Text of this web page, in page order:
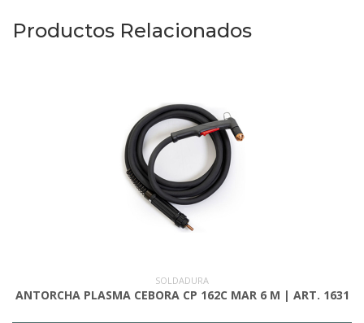
Productos Relacionados
SOLDADURA
ANTORCHA PLASMA CEBORA CP 162C MAR 6 M | ART. 1631